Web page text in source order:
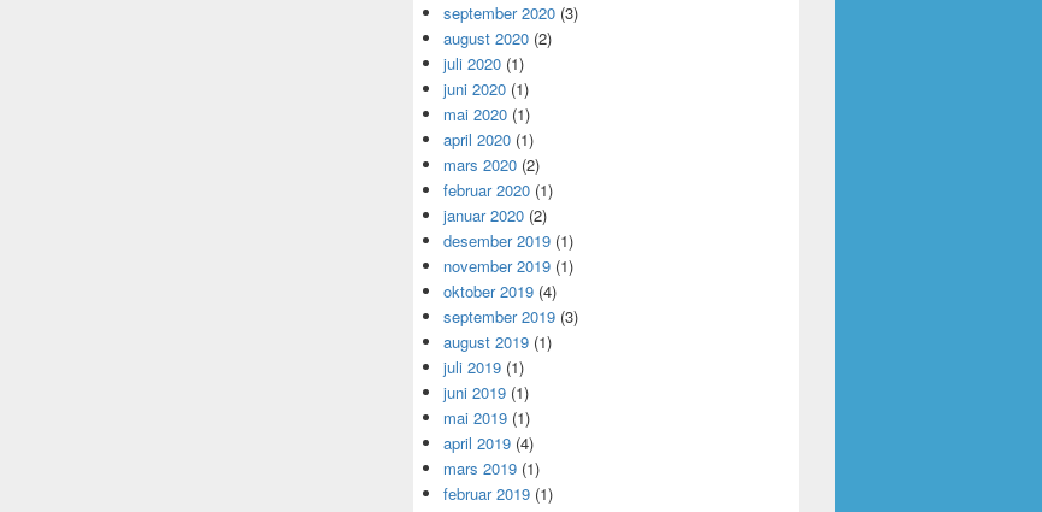
september 2020 (3)
august 2020 (2)
juli 2020 (1)
juni 2020 (1)
mai 2020 (1)
april 2020 (1)
mars 2020 (2)
februar 2020 (1)
januar 2020 (2)
desember 2019 (1)
november 2019 (1)
oktober 2019 (4)
september 2019 (3)
august 2019 (1)
juli 2019 (1)
juni 2019 (1)
mai 2019 (1)
april 2019 (4)
mars 2019 (1)
februar 2019 (1)